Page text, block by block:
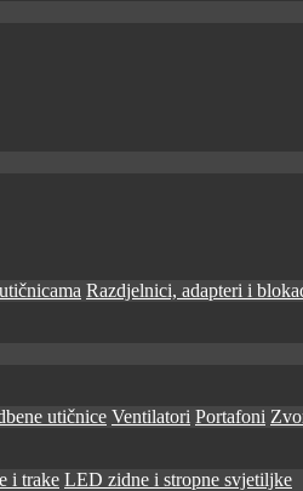
Razdjelnici, adapteri i
utičnice Ventilatori Portafoni
i trake LED zidne i stropne svjetiljke